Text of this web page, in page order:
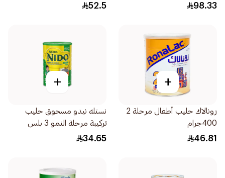
98.33
52.5
+
رونالاك حليب أطفال مرحلة 2
400جرام
46.81
+
نستله نيدو مسحوق حليب
تركيبة مرحلة النمو 3 بلس
للأطفال 400جرام
34.65